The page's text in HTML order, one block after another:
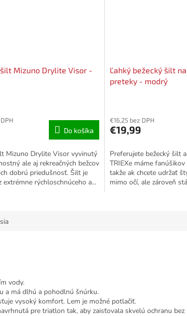
Mizuno Drylite Visor -
Do košíka
Mizuno Drylite Visor vyvinutý
ale aj rekreačných bežcov
dobrú priedušnosť. Šilt je
extrémne rýchloschnúceho a...
Ľahký bežecký šilt
preteky - modrý
produktu
je
z
5
hviezdičiek.
€16,25 bez DPH
€19,99
Preferujete bežecký šilt
TRIEXe máme
takže ak chcete udržať
mimo očí, ale zároveň
vody.
a má dlhú a pohodlnú šnúrku.
vysoký komfort. Lem je možné potlačiť.
pre triatlon tak, aby zaisťovala skvelú ochranu